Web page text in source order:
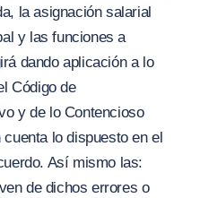
la asignación salarial
y las funciones a
dando aplicación a lo
Código de
y de lo Contencioso
lo dispuesto en el
Así mismo las:
de dichos errores o